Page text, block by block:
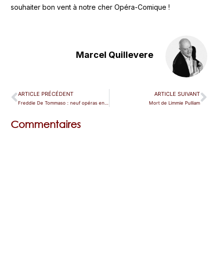
souhaiter bon vent à notre cher Opéra-Comique !
Marcel Quillevere
ARTICLE PRÉCÉDENT ARTICLE SUIVANT
Mort de Limmie Pulliam
Commentaires